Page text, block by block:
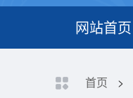
网站首页
首页 >